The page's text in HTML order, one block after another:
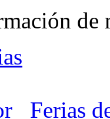
de
Ferias